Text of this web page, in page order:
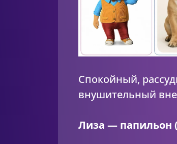
Спокойный,
внушительный
Лиза — папильон